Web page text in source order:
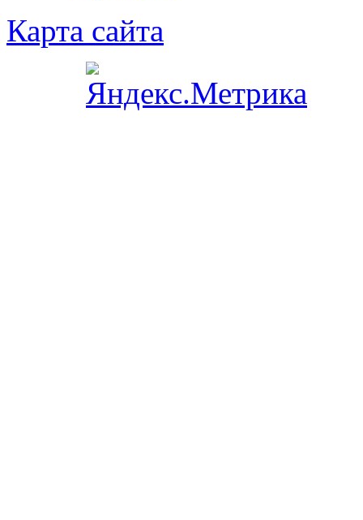
Карта сайта